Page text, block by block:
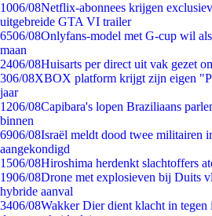
1006/08Netflix-abonnees krijgen
uitgebreide GTA VI trailer
6506/08Onlyfans-model met G-cup wil
maan
2406/08Huisarts per direct uit vak gezet
306/08XBOX platform krijgt zijn eigen
jaar
1206/08Capibara's lopen Braziliaans
binnen
6906/08Israël meldt dood twee militairen
aangekondigd
1506/08Hiroshima herdenkt slachtoffers
1906/08Drone met explosieven bij Duits
hybride aanval
3406/08Wakker Dier dient klacht in tegen